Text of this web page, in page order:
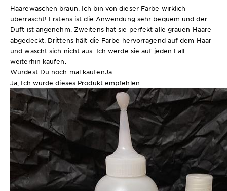
Haarewaschen braun. Ich bin von dieser Farbe wirklich
überrascht! Erstens ist die Anwendung sehr bequem und der
Duft ist angenehm. Zweitens hat sie perfekt alle grauen Haare
abgedeckt. Drittens hält die Farbe hervorragend auf dem Haar
und wäscht sich nicht aus. Ich werde sie auf jeden Fall
weiterhin kaufen.
Würdest Du noch mal kaufenJa
Ja, Ich würde dieses Produkt empfehlen.